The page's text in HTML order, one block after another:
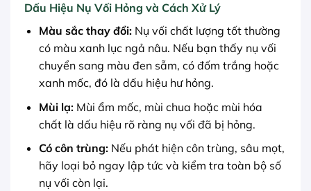
Dấu Hiệu Nụ Vối Hỏng và Cách Xử Lý
Màu sắc thay đổi:Nụ vối chất lượng tốt thường
có màu xanh lục ngả nâu. Nếu bạn thấy nụ vối
chuyển sang màu đen sẫm, có đốm trắng hoặc
xanh mốc, đó là dấu hiệu hư hỏng.
Mùi lạ:Mùi ẩm mốc, mùi chua hoặc mùi hóa
chất là dấu hiệu rõ ràng nụ vối đã bị hỏng.
Có côn trùng:Nếu phát hiện côn trùng, sâu mọt,
hãy loại bỏ ngay lập tức và kiểm tra toàn bộ số
nụ vối còn lại.